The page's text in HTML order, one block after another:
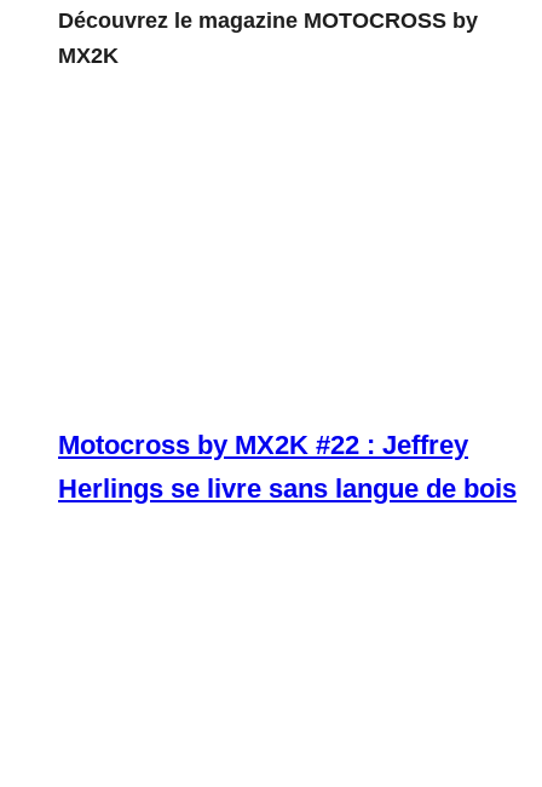
Découvrez le magazine MOTOCROSS by
MX2K
Motocross by MX2K #22 : Jeffrey
Herlings se livre sans langue de bois